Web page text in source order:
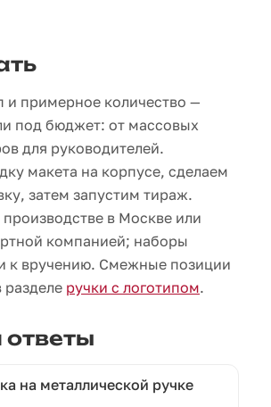
и примерное количество —
под бюджет: от массовых
для руководителей.
макета на корпусе, сделаем
затем запустим тираж.
производстве в Москве или
компанией; наборы
к вручению. Смежные позиции
разделе ручки с логотипом.
на металлической ручке